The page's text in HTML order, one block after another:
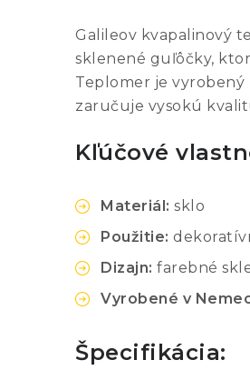
Galileov kvapalinový
sklenené guľôčky,
Teplomer je vyrobený
zaručuje vysokú
Kľúčové
Materiál: sklo
Použitie:
Dizajn: farebné
Vyrobené v
Špecifikácia: